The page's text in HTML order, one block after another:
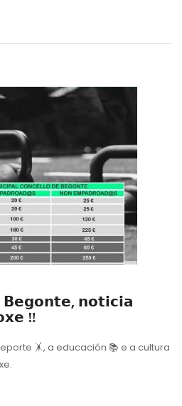
𝗻𝗼𝘁𝗶𝗰𝗶𝗮
‼️
🤸, a educación 📚 e a cultura